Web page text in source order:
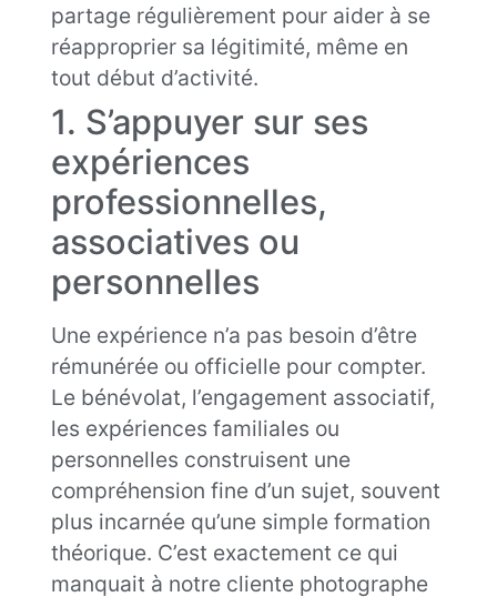
partage régulièrement pour aider à se
réapproprier sa légitimité, même en
tout début d’activité.
1. S’appuyer sur ses
expériences
professionnelles,
associatives ou
personnelles
Une expérience n’a pas besoin d’être
rémunérée ou officielle pour compter.
Le bénévolat, l’engagement associatif,
les expériences familiales ou
personnelles construisent une
compréhension fine d’un sujet, souvent
plus incarnée qu’une simple formation
théorique. C’est exactement ce qui
manquait à notre cliente photographe